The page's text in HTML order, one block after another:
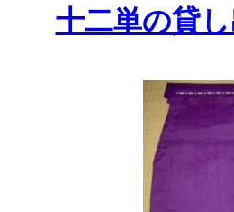
十二単の貸